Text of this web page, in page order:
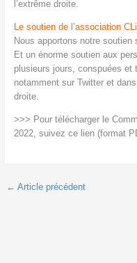
l’extrême droite.
Le soutien de l’association
Nous apportons notre soutien
Et un énorme soutien aux
plusieurs jours, conspuées et
notamment sur Twitter et
droite.
>>> Pour télécharger le
2022, suivez ce lien (format
← Article précédent